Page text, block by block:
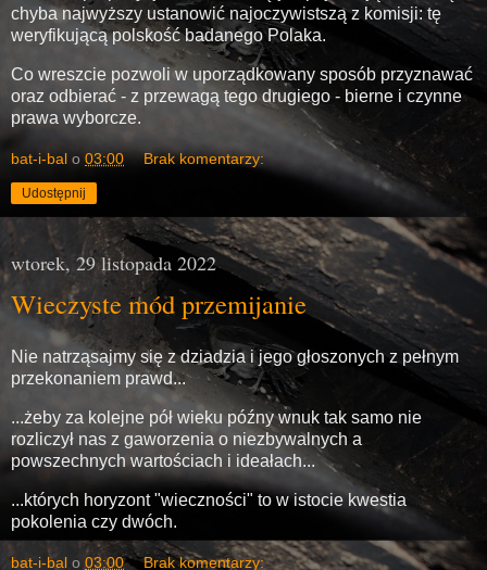
chyba najwyższy ustanowić najoczywistszą z komisji: tę
weryfikującą polskość badanego Polaka.
Co wreszcie pozwoli w uporządkowany sposób przyznawać
oraz odbierać - z przewagą tego drugiego - bierne i czynne
prawa wyborcze.
bat-i-bal o 03:00 Brak komentarzy:
Udostępnij
wtorek, 29 listopada 2022
Wieczyste mód przemijanie
Nie natrząsajmy się z dziadzia i jego głoszonych z pełnym
przekonaniem prawd...
...żeby za kolejne pół wieku późny wnuk tak samo nie
rozliczył nas z gaworzenia o niezbywalnych a
powszechnych wartościach i ideałach...
...których horyzont "wieczności" to w istocie kwestia
pokolenia czy dwóch.
bat-i-bal o 03:00 Brak komentarzy: